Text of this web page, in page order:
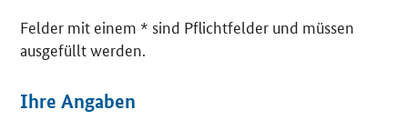
Felder mit einem * sind Pflichtfelder und müssen
ausgefüllt werden.
Ihre Angaben